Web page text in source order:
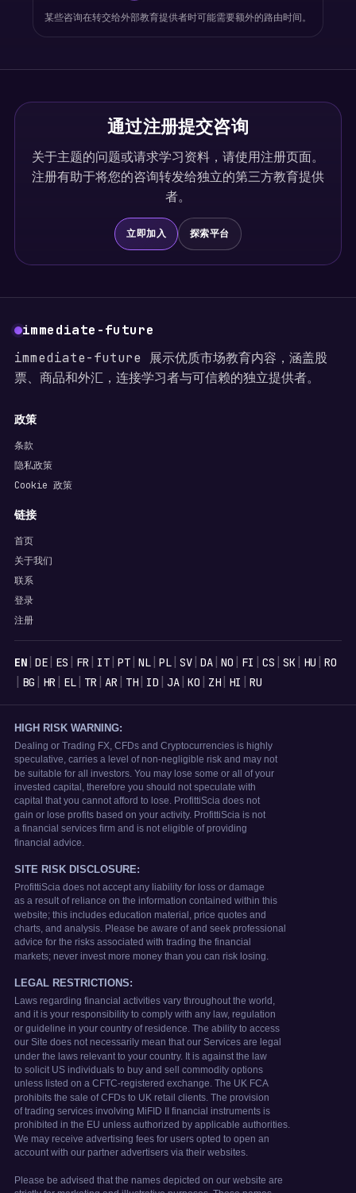
某些咨询在转交给外部教育提供者时可能需要额外的路由时间。
通过注册提交咨询
关于主题的问题或请求学习资料，请使用注册页面。
注册有助于将您的咨询转发给独立的第三方教育提供
者。
立即加入 探索平台
immediate-future
immediate-future 展示优质市场教育内容，涵盖股
票、商品和外汇，连接学习者与可信赖的独立提供者。
政策
条款
隐私政策
Cookie 政策
链接
首页
关于我们
联系
登录
注册
语言
EN| DE| ES FR IT| PT| NL| PL| SV| DA| NO FI CS SK| HU RO
BG HR EL| TR AR TH| ID JA| KO ZH| HI RU